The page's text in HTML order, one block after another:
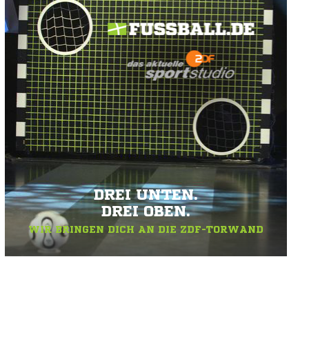
DREI UNTEN.
DREI OBEN.
WIR BRINGEN DICH AN DIE ZDF-TORWAND